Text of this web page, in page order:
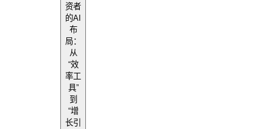
资者
的AI
布
局：
从
“效
率工
具”
到
“增
长引